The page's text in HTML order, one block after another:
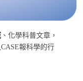
、化學科普文章，
報科學的行